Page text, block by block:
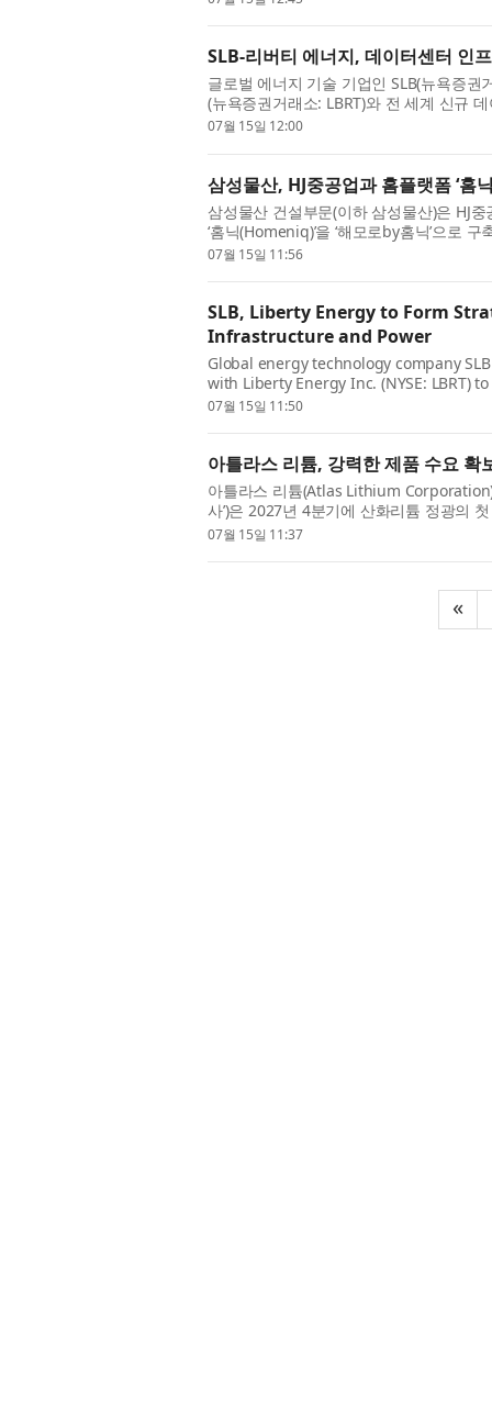
SLB-리버티 에너지, 데이터센터 인
글로벌 에너지 기술 기업인 SLB(뉴욕증
(뉴욕증권거래소: LBRT)와 전 세계 신규
솔루션을 제공하는 전략적 제휴 계약을
07월 15일 12:00
삼성물산, HJ중공업과 홈플랫폼 ‘홈
삼성물산 건설부문(이하 삼성물산)은 HJ
‘홈닉(Homeniq)’을 ‘해모로by홈닉’으로
은 7월 14일 서울 HJ중공업 본사에서 주거
07월 15일 11:56
SLB, Liberty Energy to Form
Infrastructure and Power
Global energy technology company
with Liberty Energy Inc. (NYSE: LBRT)
modular infrastructure and integrated
07월 15일 11:50
아틀라스 리튬, 강력한 제품 수요
아틀라스 리튬(Atlas Lithium Corporation)
사’)은 2027년 4분기에 산화리튬 정광의
다고 발표했다. 회사가 100% 소유하고
07월 15일 11:37
«